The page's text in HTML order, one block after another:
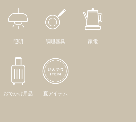
照明 調理器具 家電
おでかけ用品 夏アイテム